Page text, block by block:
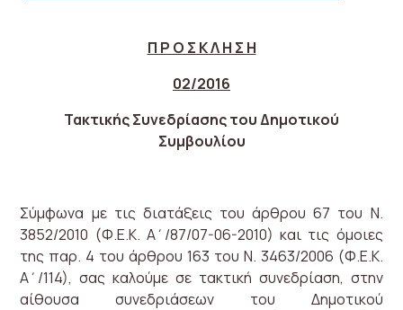
Π Ρ Ο Σ Κ Λ Η Σ Η
02/2016
Τακτικής Συνεδρίασης του Δημοτικού
Συμβουλίου
Σύμφωνα με τις διατάξεις του άρθρου 67 του Ν.
3852/2010 (Φ.Ε.Κ. Α΄/87/07-06-2010) και τις όμοιες
της παρ. 4 του άρθρου 163 του Ν. 3463/2006 (Φ.Ε.Κ.
Α΄/114), σας καλούμε σε τακτική συνεδρίαση, στην
αίθουσα συνεδριάσεων του Δημοτικού